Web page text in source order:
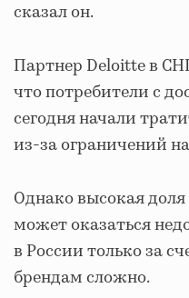
сказал он.
Партнер Deloitte в
что потребители с
сегодня начали
из-за ограничений
Однако высокая
может оказаться
в России только за
брендам сложно.